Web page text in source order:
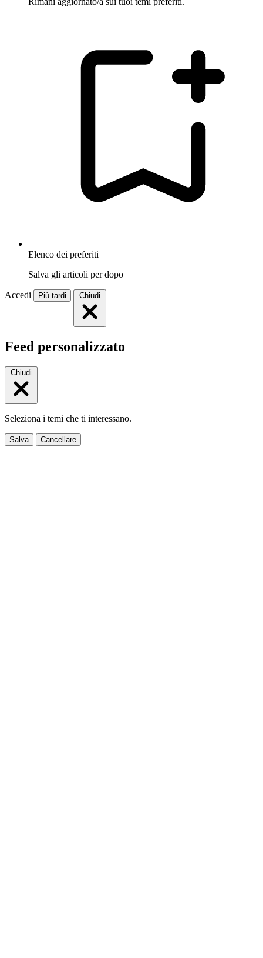
Elenco dei preferiti
Salva gli articoli per dopo
Accedi Più tardi Chiudi
Feed personalizzato
Chiudi
Seleziona i temi che ti interessano.
Salva Cancellare